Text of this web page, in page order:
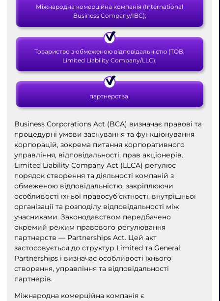
Міжнародна комерційна компанія (International
Business Company/IBC);
Товариство з обмеженою відповідальністю (ТОВ,
Limited Liability Company/LLC);
партнерства.
Business Corporations Act (BCA) визначає правові та
процедурні умови заснування та функціонування
корпорацій, зокрема питання корпоративного
управління, відповідальності, прав акціонерів.
Limited Liability Company Act (LLCA) регулює
порядок створення та діяльності компаній з
обмеженою відповідальністю, закріплюючи
особливості їхньої правосуб’єктності, внутрішньої
організації та розподілу відповідальності між
учасниками. Законодавством передбачено
окремий режим правового регулювання
партнерств — Partnerships Act. Цей акт
застосовується до структур Limited та General
Partnerships і визначає особливості їхнього
створення, управління та відповідальності
партнерів.
Міжнародна комерційна компанія є